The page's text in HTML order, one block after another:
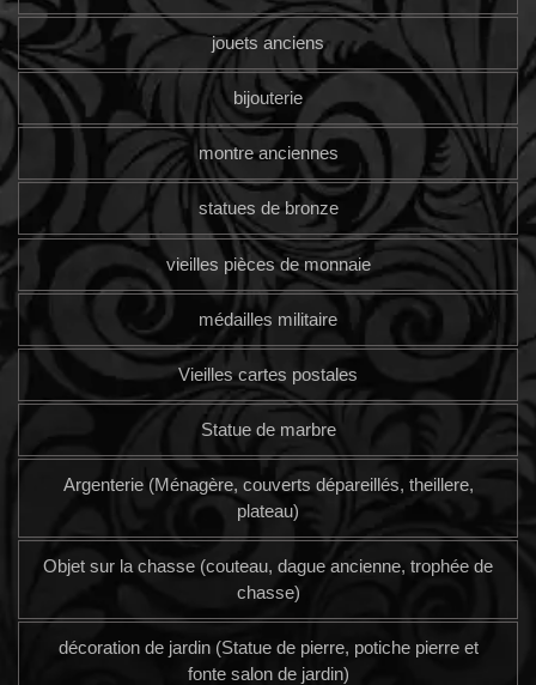
jouets anciens
bijouterie
montre anciennes
statues de bronze
vieilles pièces de monnaie
médailles militaire
Vieilles cartes postales
Statue de marbre
Argenterie (Ménagère, couverts dépareillés, theillere,
plateau)
Objet sur la chasse (couteau, dague ancienne, trophée de
chasse)
décoration de jardin (Statue de pierre, potiche pierre et
fonte salon de jardin)